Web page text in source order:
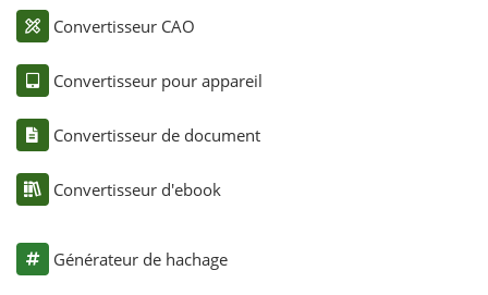
Convertisseur CAO
Convertisseur pour appareil
Convertisseur de document
Convertisseur d'ebook
Générateur de hachage